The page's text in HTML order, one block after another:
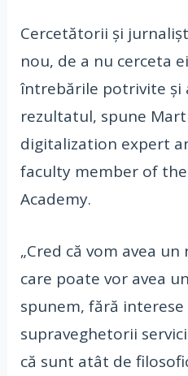
Cercetătorii și
nou, de a nu cerceta
întrebările potrivite și
rezultatul, spune
digitalization expert
faculty member of the
Academy.
„Cred că vom avea
care poate vor avea
spunem, fără interese
supraveghetorii
că sunt atât de